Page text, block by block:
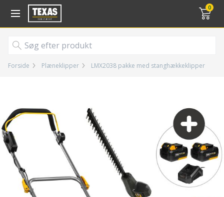
0
Gå til kurv (
Forside Plæneklipper LMX2038 pakke med stanghækkeklipper